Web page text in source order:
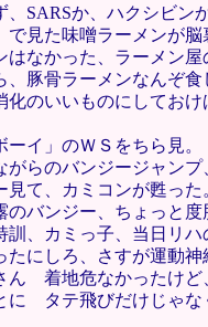
、SARSか、ハクシビン
で見た味噌ラーメンが
はなかった、ラーメン屋
、豚骨ラーメンなんぞ食
化のいいものにしてお
ーイ」のＷＳをちら見。
がらのバンジージャンプ
見て、カミコンが甦った
のバンジー、ちょっと度
訓、カミっ子、当日リハ
たにしろ、さすが運動神
ん 着地危なかったけど
に タテ飛びだけじゃな